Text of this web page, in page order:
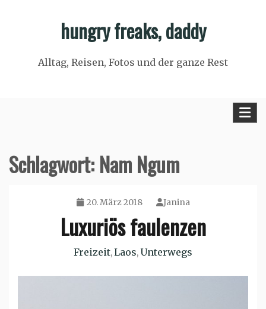
hungry freaks, daddy
Alltag, Reisen, Fotos und der ganze Rest
Schlagwort:Nam Ngum
20. März 2018 Janina
Luxuriös faulenzen
Freizeit,Laos, Unterwegs